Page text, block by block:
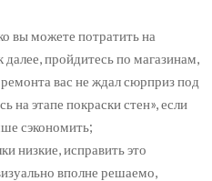
вы можете потратить на
далее, пройдитесь по магазинам,
вас не ждал сюрприз под
на этапе покраски стен», если
сэкономить;
низкие, исправить это
вполне решаемо,